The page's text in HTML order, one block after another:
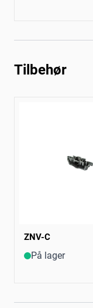
Tilbehør
ZNV-C
På lager